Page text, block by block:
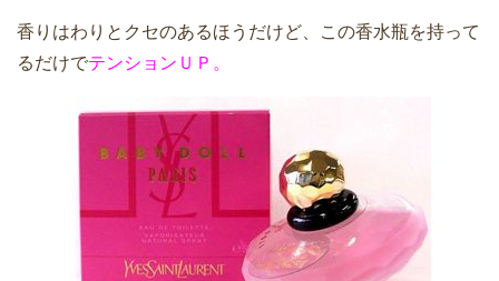
香りはわりとクセのあるほうだけど、この香水瓶を持って
るだけでテンションＵＰ。